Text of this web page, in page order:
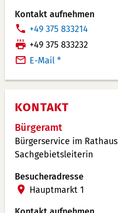
Kontakt aufnehmen
T
e
l
f
n
u
m
m
e
r:
+49 375 833214
F
a
+49 375 833232
E-Mail *
KONTAKT
Bürgeramt
Bürgerservice im Rathaus
Sachgebietsleiterin
Besucheradresse
Hauptmarkt 1